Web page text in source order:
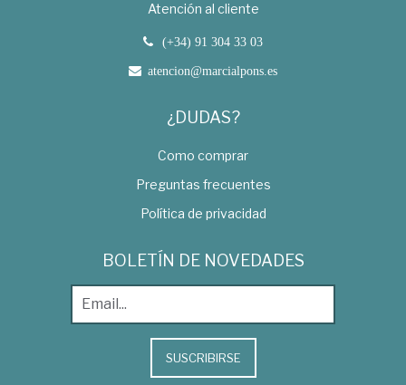
Atención al cliente
(+34) 91 304 33 03
atencion@marcialpons.es
¿DUDAS?
Como comprar
Preguntas frecuentes
Política de privacidad
BOLETÍN DE NOVEDADES
SUSCRIBIRSE